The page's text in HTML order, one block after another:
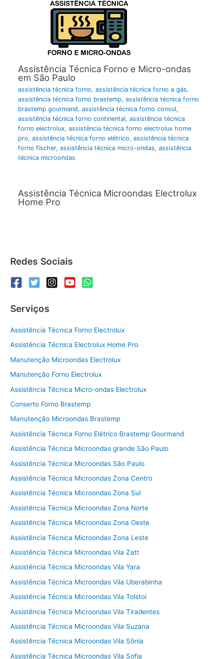
Assistência Técnica Forno e Micro-ondas
em São Paulo
assistência técnica forno, assistência técnica forno a gás,
assistência técnica forno brastemp, assistência técnica forno
brastemp gourmand, assistência técnica forno consul,
assistência técnica forno continental, assistência técnica
forno electrolux, assistência técnica forno electrolux home
pro, assistência técnica forno elétrico, assistência técnica
forno fischer, assistência técnica micro-ondas, assistência
técnica microondas
Assistência Técnica Microondas Electrolux
Home Pro
Redes Sociais
Serviços
Assistência Técnica Forno Electrolux
Assistência Técnica Electrolux Home Pro
Manutenção Microondas Electrolux
Manutenção Forno Electrolux
Assistência Técnica Micro-ondas Electrolux
Conserto Forno Brastemp
Manutenção Microondas Brastemp
Assistência Técnica Forno Elétrico Brastemp Gourmand
Assistência Técnica Microondas grande São Paulo
Assistência Técnica Microondas São Paulo
Assistência Técnica Microondas Zona Centro
Assistência Técnica Microondas Zona Sul
Assistência Técnica Microondas Zona Norte
Assistência Técnica Microondas Zona Oeste
Assistência Técnica Microondas Zona Leste
Assistência Técnica Microondas Vila Zatt
Assistência Técnica Microondas Vila Yara
Assistência Técnica Microondas Vila Uberabinha
Assistência Técnica Microondas Vila Tolstoi
Assistência Técnica Microondas Vila Tiradentes
Assistência Técnica Microondas Vila Suzana
Assistência Técnica Microondas Vila Sônia
Assistência Técnica Microondas Vila Sofia